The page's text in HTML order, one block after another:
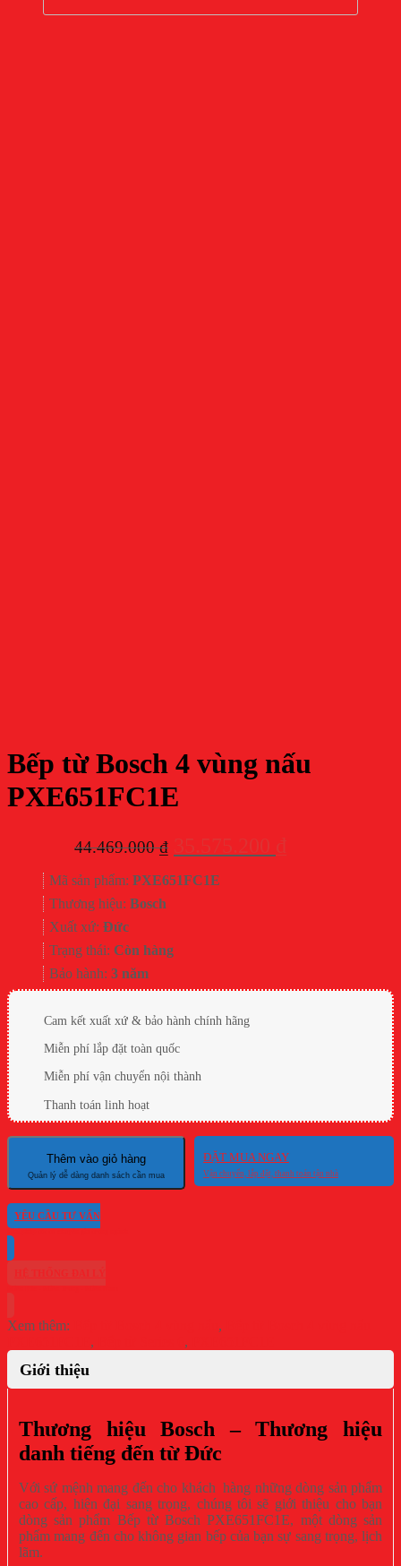
Bếp từ Bosch 4 vùng nấu
PXE651FC1E
44.469.000₫
là:
Mã sản phẩm: PXE651FC1E
Thương hiệu: Bosch
Xuất xứ: Đức
Trạng thái: Còn hàng
Bảo hành: 3 năm
Cam kết xuất xứ & bảo hành chính hãng
Miễn phí lắp đặt toàn quốc
Miễn phí vận chuyển nội thành
Thanh toán linh hoạt
Thêm vào giỏ hàng ĐẶT MUA NGAY
YÊU CẦU TƯ VẤN
Xem thêm: ,
, ,
Giới thiệu
Thương hiệu Bosch – Thương hiệu
danh tiếng đến từ Đức
Với sứ mệnh mang đến cho khách hàng những dòng sản phẩm
cao cấp, hiện đại sang trọng, chúng tôi sẽ giới thiệu cho bạn
dòng sản phẩm Bếp từ Bosch PXE651FC1E, một dòng sản
phẩm mang đến cho không gian bếp của bạn sự sang trọng, lịch
lãm.